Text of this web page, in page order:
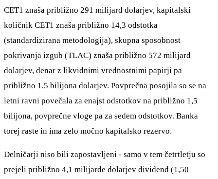
CET1 znaša približno 291 milijard dolarjev, kapitalski
količnik CET1 znaša približno 14,3 odstotka
(standardizirana metodologija), skupna sposobnost
pokrivanja izgub (TLAC) znaša približno 572 milijard
dolarjev, denar z likvidnimi vrednostnimi papirji pa
približno 1,5 bilijona dolarjev. Povprečna posojila so se na
letni ravni povečala za enajst odstotkov na približno 1,5
bilijona, povprečne vloge pa za sedem odstotkov. Banka
torej raste in ima zelo močno kapitalsko rezervo.
Delničarji niso bili zapostavljeni - samo v tem četrtletju so
prejeli približno 4,1 milijarde dolarjev dividend (1,50